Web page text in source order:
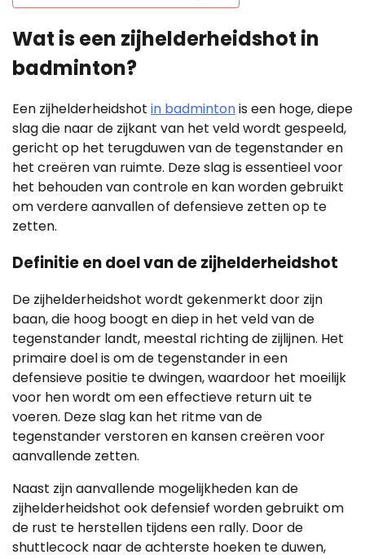
Wat is een zijhelderheidshot in
badminton?
Een zijhelderheidshot in badmintonis een hoge, diepe
slag die naar de zijkant van het veld wordt gespeeld,
gericht op het terugduwen van de tegenstander en
het creëren van ruimte. Deze slag is essentieel voor
het behouden van controle en kan worden gebruikt
om verdere aanvallen of defensieve zetten op te
zetten.
Definitie en doel van de zijhelderheidshot
De zijhelderheidshot wordt gekenmerkt door zijn
baan, die hoog boogt en diep in het veld van de
tegenstander landt, meestal richting de zijlijnen. Het
primaire doel is om de tegenstander in een
defensieve positie te dwingen, waardoor het moeilijk
voor hen wordt om een effectieve return uit te
voeren. Deze slag kan het ritme van de
tegenstander verstoren en kansen creëren voor
aanvallende zetten.
Naast zijn aanvallende mogelijkheden kan de
zijhelderheidshot ook defensief worden gebruikt om
de rust te herstellen tijdens een rally. Door de
shuttlecock naar de achterste hoeken te duwen,